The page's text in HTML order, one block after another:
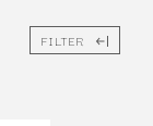
FILTER